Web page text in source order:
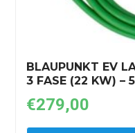
BLAUPUNKT EV
3 FASE (22 KW) –
€279,00